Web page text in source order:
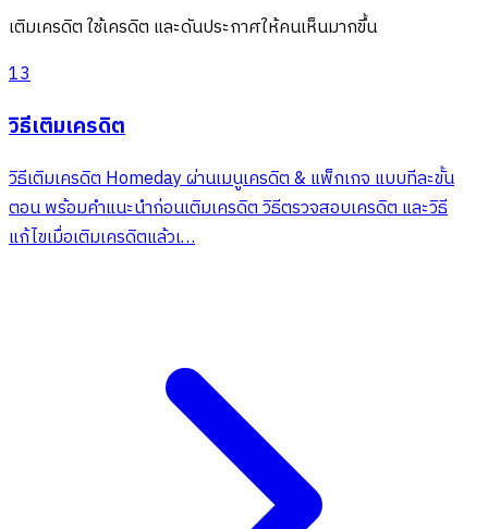
เติมเครดิต ใช้เครดิต และดันประกาศให้คนเห็นมากขึ้น
13
วิธีเติมเครดิต
วิธีเติมเครดิต Homeday ผ่านเมนูเครดิต & แพ็กเกจ แบบทีละขั้น
ตอน พร้อมคำแนะนำก่อนเติมเครดิต วิธีตรวจสอบเครดิต และวิธี
แก้ไขเมื่อเติมเครดิตแล้วเ…